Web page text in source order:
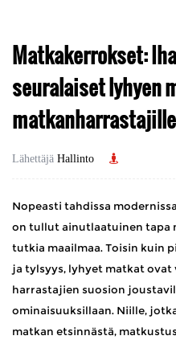
Matkakerrokset:
seuralaiset lyhyen
matkanharrastajille
Lähettäjä Hallinto
Nopeasti tahdissa
on tullut ainutlaatuinen tapa
tutkia maailmaa. Toisin kuin
ja tylsyys, lyhyet matkat
harrastajien suosion
ominaisuuksillaan. Niille,
matkan etsinnästä,